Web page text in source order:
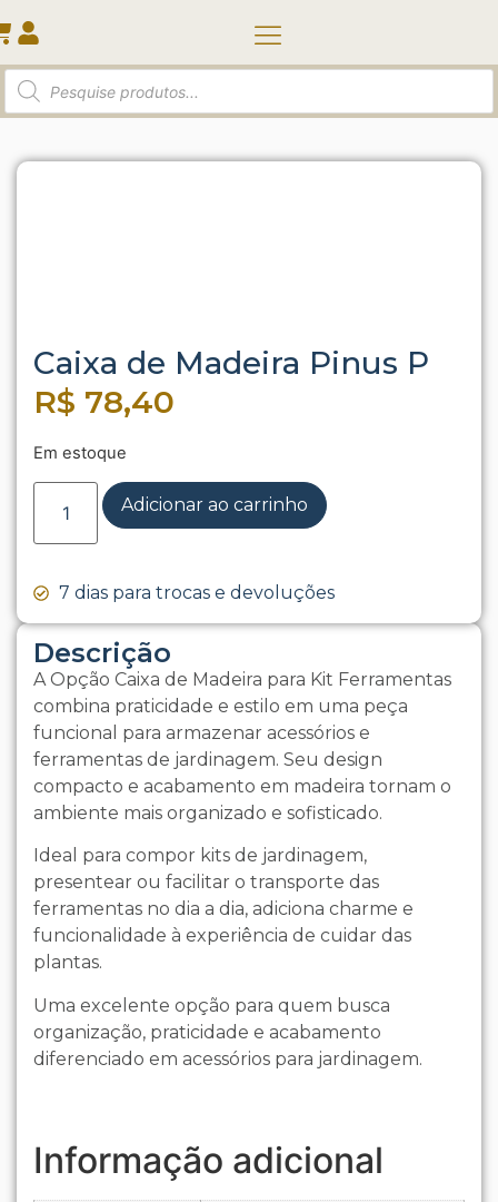
Início Kit para jardinagem/ Caixa de Madeira Pinus
P
Descrição
A Opção Caixa de Madeira para Kit Ferramentas
combina praticidade e estilo em uma peça
funcional para armazenar acessórios e
ferramentas de jardinagem. Seu design
compacto e acabamento em madeira tornam o
ambiente mais organizado e sofisticado.
Ideal para compor kits de jardinagem,
presentear ou facilitar o transporte das
ferramentas no dia a dia, adiciona charme e
funcionalidade à experiência de cuidar das
plantas.
Uma excelente opção para quem busca
organização, praticidade e acabamento
diferenciado em acessórios para jardinagem.
Informação adicional
Caixa de Madeira Pinus P
R$ 78,40
Em estoque
Adicionar ao carrinho
7 dias para trocas e devoluções